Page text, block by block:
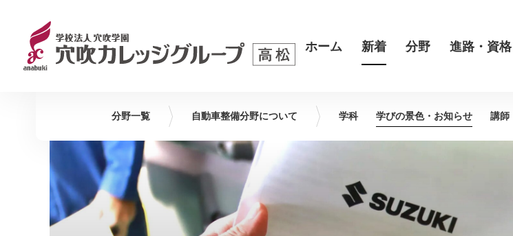
ホーム 新着 分野 進路・資格
分野一覧 自動車整備分野について 学科 学びの景色・ お知らせ 講師